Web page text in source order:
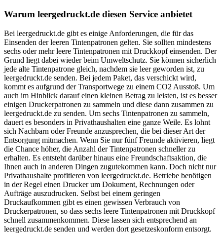
Warum leergedruckt.de diesen Service anbietet
Bei leergedruckt.de gibt es einige Anforderungen, die für das
Einsenden der leeren Tintenpatronen gelten. Sie sollten mindestens
sechs oder mehr leere Tintenpatronen mit Druckkopf einsenden. Der
Grund liegt dabei wieder beim Umweltschutz. Sie können sicherlich
jede alte Tintenpatrone gleich, nachdem sie leer geworden ist, zu
leergedruckt.de senden. Bei jedem Paket, das verschickt wird,
kommt es aufgrund der Transportwege zu einem CO2 Ausstoß. Um
auch im Hinblick darauf einen kleinen Betrag zu leisten, ist es besser
einigen Druckerpatronen zu sammeln und diese dann zusammen zu
leergedruckt.de zu senden. Um sechs Tintenpatronen zu sammeln,
dauert es besonders in Privathaushalten eine ganze Weile. Es lohnt
sich Nachbarn oder Freunde anzusprechen, die bei dieser Art der
Entsorgung mitmachen. Wenn Sie nur fünf Freunde aktivieren, liegt
die Chance höher, die Anzahl der Tintenpatronen schneller zu
erhalten. Es entsteht darüber hinaus eine Freundschaftsaktion, die
Ihnen auch in anderen Dingen zugutekommen kann. Doch nicht nur
Privathaushalte profitieren von leergedruckt.de. Betriebe benötigen
in der Regel einen Drucker um Dokument, Rechnungen oder
Aufträge auszudrucken. Selbst bei einem geringen
Druckaufkommen gibt es einen gewissen Verbrauch von
Druckerpatronen, so dass sechs leere Tintenpatronen mit Druckkopf
schnell zusammenkommen. Diese lassen sich entsprechend an
leergedruckt.de senden und werden dort gesetzeskonform entsorgt.